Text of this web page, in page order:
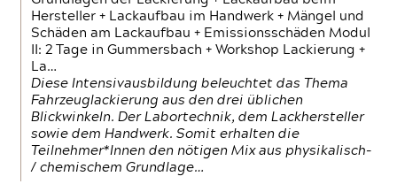
Hersteller + Lackaufbau im Handwerk + Mängel und
Schäden am Lackaufbau + Emissionsschäden Modul
II: 2 Tage in Gummersbach + Workshop Lackierung +
La…
Diese Intensivausbildung beleuchtet das Thema
Fahrzeuglackierung aus den drei üblichen
Blickwinkeln. Der Labortechnik, dem Lackhersteller
sowie dem Handwerk. Somit erhalten die
Teilnehmer*Innen den nötigen Mix aus physikalisch-
/ chemischem Grundlage…